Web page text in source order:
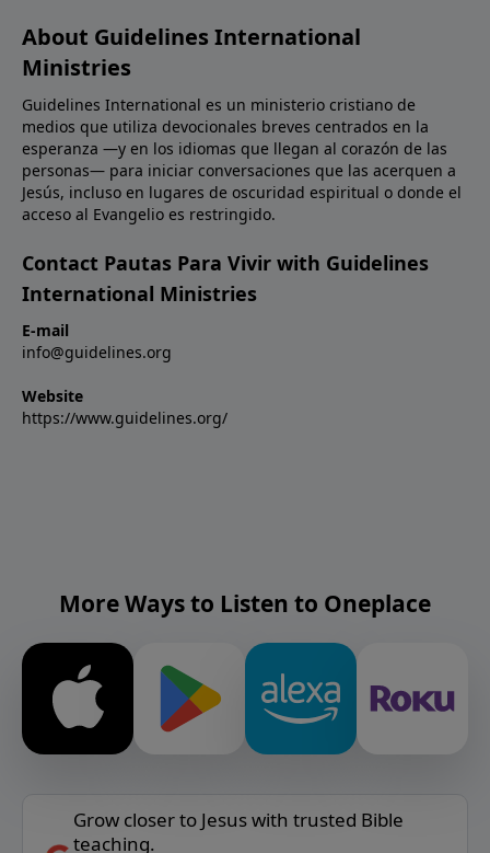
About Guidelines International
Ministries
Guidelines International es un ministerio cristiano de
medios que utiliza devocionales breves centrados en la
esperanza —y en los idiomas que llegan al corazón de las
personas— para iniciar conversaciones que las acerquen a
Jesús, incluso en lugares de oscuridad espiritual o donde el
acceso al Evangelio es restringido.
Contact Pautas Para Vivir with Guidelines
International Ministries
E-mail
info@guidelines.org
Website
https://www.guidelines.org/
More Ways to Listen to Oneplace
Grow closer to Jesus with trusted Bible
teaching.